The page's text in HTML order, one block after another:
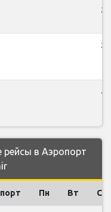
2
2
4
рейсы в Аэропорт
Пн Вт Ср